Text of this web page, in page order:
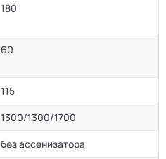
180
60
115
1300/1300/1700
без ассенизатора